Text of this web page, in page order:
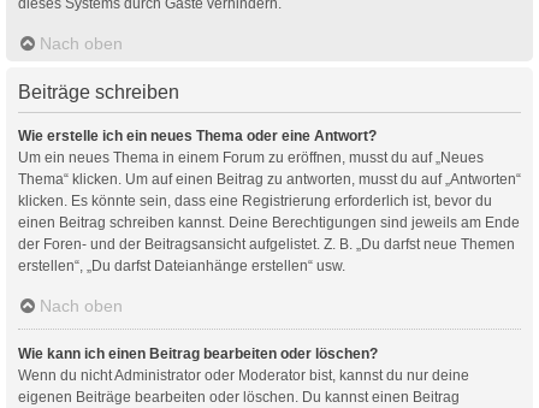
dieses Systems durch Gäste verhindern.
Nach oben
Beiträge schreiben
Wie erstelle ich ein neues Thema oder eine Antwort?
Um ein neues Thema in einem Forum zu eröffnen, musst du auf „Neues
Thema“ klicken. Um auf einen Beitrag zu antworten, musst du auf „Antworten“
klicken. Es könnte sein, dass eine Registrierung erforderlich ist, bevor du
einen Beitrag schreiben kannst. Deine Berechtigungen sind jeweils am Ende
der Foren- und der Beitragsansicht aufgelistet. Z. B. „Du darfst neue Themen
erstellen“, „Du darfst Dateianhänge erstellen“ usw.
Nach oben
Wie kann ich einen Beitrag bearbeiten oder löschen?
Wenn du nicht Administrator oder Moderator bist, kannst du nur deine
eigenen Beiträge bearbeiten oder löschen. Du kannst einen Beitrag